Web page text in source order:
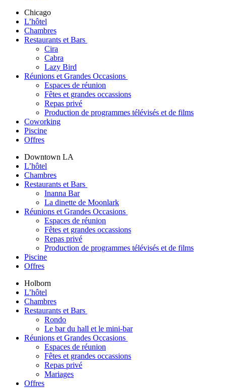
Chicago
L’hôtel
Chambres
Restaurants et Bars
Cira
Cabra
Lazy Bird
Réunions et Grandes Occasions
Espaces de réunion
Fêtes et grandes occassions
Repas privé
Production de programmes télévisés et de films
Coworking
Piscine
Offres
Downtown LA
L’hôtel
Chambres
Restaurants et Bars
Inanna Bar
La dinette de Moonlark
Réunions et Grandes Occasions
Espaces de réunion
Fêtes et grandes occassions
Repas privé
Production de programmes télévisés et de films
Piscine
Offres
Holborn
L’hôtel
Chambres
Restaurants et Bars
Rondo
Le bar du hall et le mini-bar
Réunions et Grandes Occasions
Espaces de réunion
Fêtes et grandes occassions
Repas privé
Mariages
Offres